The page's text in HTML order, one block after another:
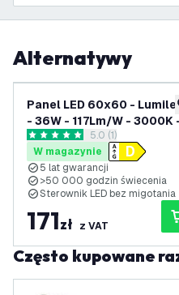
Alternatywy
Panel LED 60x60 -
- 36W - 117Lm/W - 3000K
UGR <22 - 5 lat gwarancji -
W zestawie z regulowanym
sterownikiem LED
otwórz panel
5 Gwiazdki oceny
5.0 (1)
W magazynie
5 lat gwarancji
>50 000 godzin świecenia
Sterownik LED bez migotania
171zł z VAT
Często kupowane